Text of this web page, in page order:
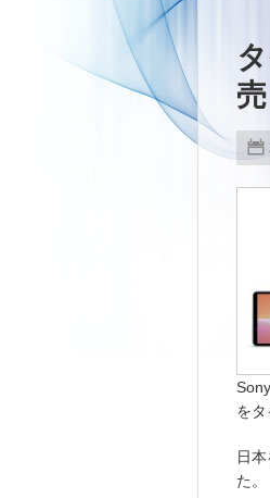
売
をタ
日
た。